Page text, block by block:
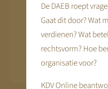
Deel dit
De DAEB roept
Gaat dit door? Wat
verdienen? Wat
rechtsvorm? Hoe
organisatie voor?
KDV Online